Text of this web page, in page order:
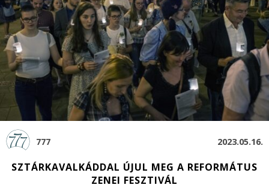
777 2023.05.16.
SZTÁRKAVALKÁDDAL ÚJUL MEG A REFORMÁTUS
ZENEI FESZTIVÁL